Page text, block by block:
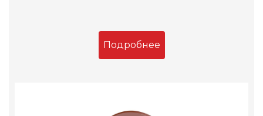
Подробнее